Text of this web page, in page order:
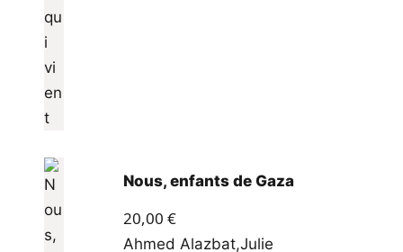
Nous, enfants de Gaza
20,00 €
Ahmed Alazbat,Julie